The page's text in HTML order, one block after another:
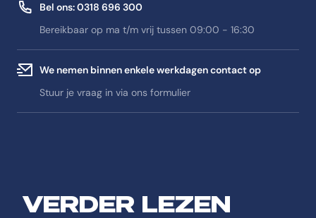
Bel ons: 0318 696 300
Bereikbaar op ma t/m vrij tussen 09:00 - 16:30
We nemen binnen enkele werkdagen contact op
Stuur je vraag in via ons formulier
VERDER LEZEN